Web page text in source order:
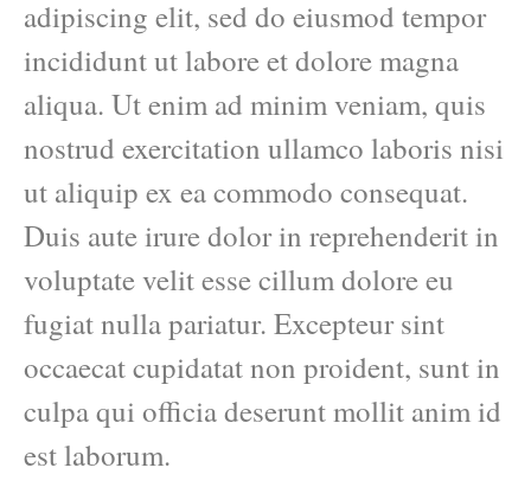
adipiscing elit, sed do eiusmod tempor
incididunt ut labore et dolore magna
aliqua. Ut enim ad minim veniam, quis
nostrud exercitation ullamco laboris nisi
ut aliquip ex ea commodo consequat.
Duis aute irure dolor in reprehenderit in
voluptate velit esse cillum dolore eu
fugiat nulla pariatur. Excepteur sint
occaecat cupidatat non proident, sunt in
culpa qui officia deserunt mollit anim id
est laborum.